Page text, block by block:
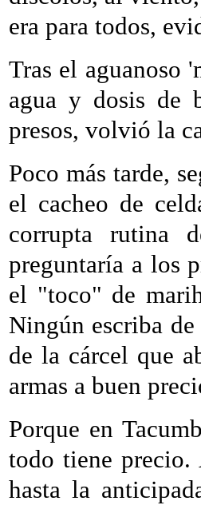
era para todos,
Tras el aguanoso
agua y dosis de
presos, volvió la
Poco más tarde,
el cacheo de
corrupta rutina
preguntaría a los
el "toco" de
Ningún escriba
de la cárcel que
armas a buen
Porque en
todo tiene
hasta la